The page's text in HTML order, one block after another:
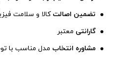
تضمین اصالت کالا و سلامت
گارانتی معتبر
مشاوره انتخاب مدل مناسب با